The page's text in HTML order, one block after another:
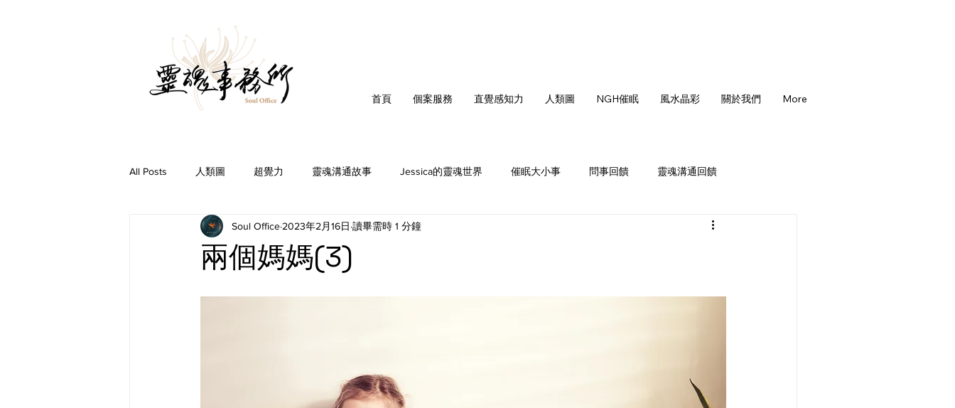
首頁 個案服務 直覺感知力 人類圖 NGH催眠 風水晶彩 關於我們 More
All Posts 人類圖 超覺力 靈魂溝通故事 Jessica的靈魂世界 催眠大小事 問事回饋 靈魂溝通回饋
問事Ｑ＆Ａ 前世今生 你值得更好 靈魂織光
兩個媽媽(3)
Soul Office 2023年2月16日 讀畢需時 1 分鐘